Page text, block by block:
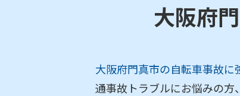
大阪府
大阪府門真市の自転車事故に
通事故トラブルにお悩みの方